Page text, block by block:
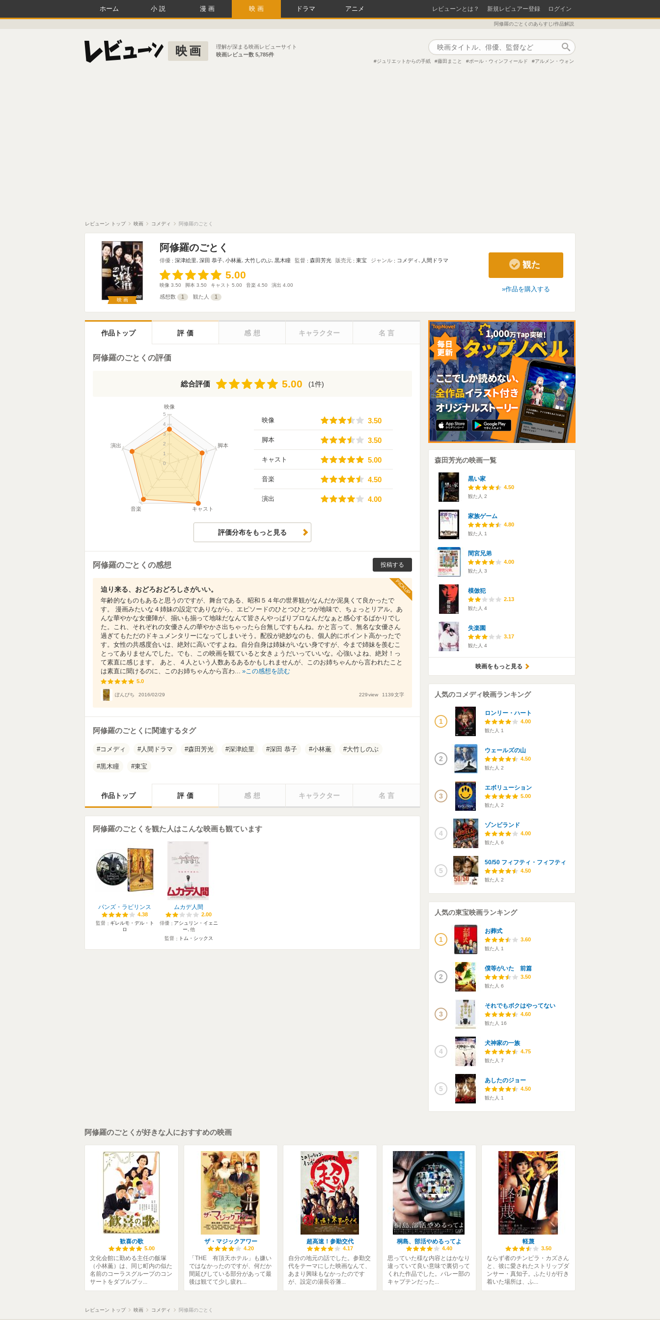
ホーム 小説 漫画 映画 ドラマ アニメ レビューンとは？ 新規レビュアー登録 ログイン
阿修羅のごとくのあらすじ/作品解説
映画
理解が深まる映画レビューサイト
映画レビュー数 5,785件
ジュリエットからの手紙 藤田まこと ポール・ウィンフィールド アルメン・ウォン
レビューン トップ 映画 コメディ 阿修羅のごとく
映画
阿修羅のごとく
俳優 深津絵里､ 深田 恭子､ 小林薫､ 大竹しのぶ､ 黒木瞳 監督 森田芳光 販売元 東宝 ジャンル コメディ､ 人間ドラマ
5.00
5.00
映像 3.50 脚本 3.50 キャスト 5.00 音楽 4.50 演出 4.00
感想数 1 観た人 1
観た
作品を購入する
作品トップ 評価 感想 キャラクター 名言
阿修羅のごとくの評価
総合評価 5.00
5.00 (1件)
映像
脚本
キャスト
音楽
演出
0
1
2
3
4
5
映像 3.50
3.50
脚本 3.50
3.50
キャスト 5.00
5.00
音楽 4.50
4.50
演出 4.00
4.00
評価分布をもっと見る
阿修羅のごとくの感想 投稿する
迫り来る、おどろおどろしさがいい。
年齢的なものもあると思うのですが、舞台である、昭和５４年の世界観がなんだか泥臭くて良かったで
す。 漫画みたいな４姉妹の設定でありながら、エピソードのひとつひとつが地味で、ちょっとリアル。あ
んな華やかな女優陣が、揃いも揃って地味だなんて皆さんやっぱりプロなんだなぁと感心するばかりでし
た。これ、それぞれの女優さんの華やかさ出ちゃったら台無しですもんね。かと言って、無名な女優さん
過ぎてもただのドキュメンタリーになってしまいそう。配役が絶妙なのも、個人的にポイント高かったで
す。女性の共感度合いは、絶対に高いですよね。自分自身は姉妹がいない身ですが、今まで姉妹を羨むこ
とってありませんでした。でも、この映画を観ていると女きょうだいっていいな。心強いよね、絶対！っ
て素直に感じます。 あと、４人という人数あるあるかもしれませんが、このお姉ちゃんから言われたこと
は素直に聞けるのに、このお姉ちゃんから言わ...
この感想を読む
5.0
5.0
ぽんぴち 2016/02/29 229view 1139文字
PICKUP
阿修羅のごとくに関連するタグ
コメディ 人間ドラマ 森田芳光 深津絵里 深田 恭子 小林薫 大竹しのぶ
黒木瞳 東宝
作品トップ 評価 感想 キャラクター 名言
阿修羅のごとくを観た人はこんな映画も観ています
パンズ・ラビリンス
4.38
4.38
監督
ギレルモ・デル・ト
ロ
ムカデ人間
2.00
2.00
俳優
アシュリン・イェニ
ー､他
監督
トム・シックス
森田芳光の映画一覧
黒い家
4.50
観た人 2
家族ゲーム
4.80
観た人 1
間宮兄弟
4.00
観た人 3
模倣犯
2.13
観た人 4
失楽園
3.17
観た人 4
映画をもっと見る
人気のコメディ映画ランキング
1
ロンリー・ハート
4.00
観た人 1
2
ウェールズの山
4.50
観た人 2
3
エボリューション
5.00
観た人 2
4
ゾンビランド
4.00
観た人 6
5
50/50 フィフティ・フィフティ
4.50
観た人 2
人気の東宝映画ランキング
1
お葬式
3.60
観た人 1
2
僕等がいた 前篇
3.50
観た人 6
3
それでもボクはやってない
4.60
観た人 16
4
犬神家の一族
4.75
観た人 7
5
あしたのジョー
4.50
観た人 1
阿修羅のごとくが好きな人におすすめの映画
歓喜の歌
5.00
文化会館に勤める主任の飯塚
（小林薫）は、同じ町内の似た
名前のコーラスグループのコン
サートをダブルブッ...
ザ・マジックアワー
4.20
「THE 有頂天ホテル」も嫌い
ではなかったのですが、何だか
間延びしている部分があって最
後は観てて少し疲れ...
超高速！参勤交代
4.17
自分の地元の話でした。参勤交
代をテーマにした映画なんて、
あまり興味もなかったのです
が、設定の湯長谷藩...
桐島、部活やめるってよ
4.40
思っていた様な内容とはかなり
違っていて良い意味で裏切って
くれた作品でした。バレー部の
キャプテンだった...
軽蔑
3.50
ならず者のチンピラ・カズさん
と、彼に愛されたストリップダ
ンサー・真知子。ふたりが行き
着いた場所は、ふ...
レビューン トップ 映画 コメディ 阿修羅のごとく